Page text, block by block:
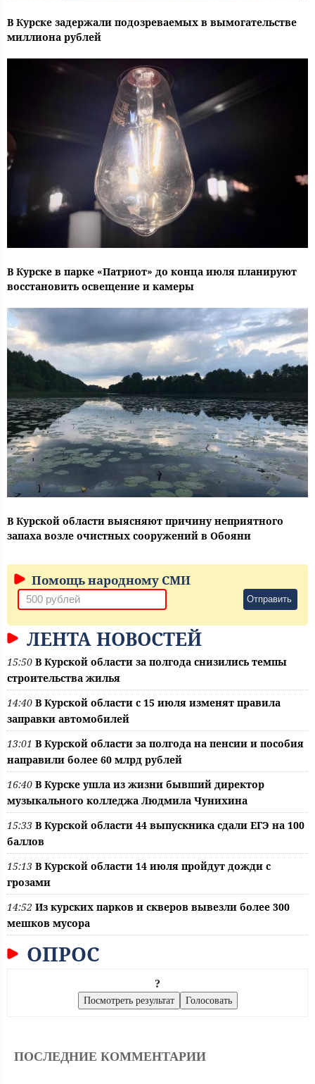
В Курске задержали подозреваемых в вымогательстве
миллиона рублей
В Курске в парке «Патриот» до конца июля планируют
восстановить освещение и камеры
В Курской области выясняют причину неприятного
запаха возле очистных сооружений в Обояни
Помощь народному СМИ
Отправить
ЛЕНТА НОВОСТЕЙ
15:50 В Курской области за полгода снизились темпы
строительства жилья
14:40 В Курской области с 15 июля изменят правила
заправки автомобилей
13:01 В Курской области за полгода на пенсии и пособия
направили более 60 млрд рублей
16:40 В Курске ушла из жизни бывший директор
музыкального колледжа Людмила Чунихина
15:33 В Курской области 44 выпускника сдали ЕГЭ на 100
баллов
15:13 В Курской области 14 июля пройдут дожди с
грозами
14:52 Из курских парков и скверов вывезли более 300
мешков мусора
ОПРОС
?
ПОСЛЕДНИЕ КОММЕНТАРИИ